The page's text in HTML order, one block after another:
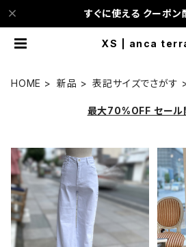
すぐに使える クーポ
XS | anca
HOME 新品 表記サイズでさがす
最大70%OFF セール